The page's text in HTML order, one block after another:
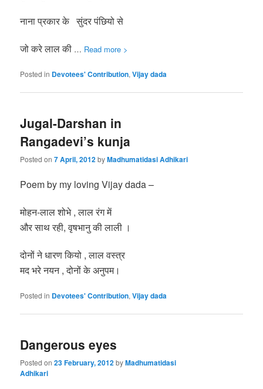
नाना प्रकार के सुंदर पंछियो से
जो करे लाल की … Read more >
Posted in Devotees' Contribution,Vijay dada
Jugal-Darshan in
Rangadevi’s kunja
Posted on7 April, 2012byMadhumatidasi Adhikari
Poem by my loving Vijay dada –
मोहन-लाल शोभे , लाल रंग में
और साथ रही, वृषभानु की लाली ।
दोनों ने धारण कियो , लाल वस्त्र
मद भरे नयन , दोनों के अनुपम।
Posted in Devotees' Contribution,Vijay dada
Dangerous eyes
Posted on23 February, 2012byMadhumatidasi
Adhikari